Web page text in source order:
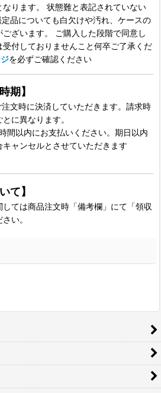
ります。 状態難と表記されていない
品についても白欠けや汚れ、ケースの
ざいます。 ご購入した段階で同意し
付しておりませんこと何卒ご了承くだ
を必ずご確認ください
期】
文時に決済していただきます。請求時
に異なります。
間以内にお支払いください。期日以内
ャンセルとさせていただきます
て】
ては商品注文時「備考欄」にて「領収
い。